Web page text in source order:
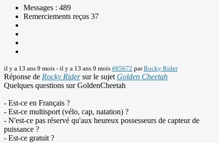
Messages : 489
Remerciements reçus 37
il y a 13 ans 9 mois - il y a 13 ans 9 mois #85672 parRocky Rider
Réponse de Rocky Ridersur le sujet Golden Cheetah
Quelques questions sur GoldenCheetah
- Est-ce en Français ?
- Est-ce multisport (vélo, cap, natation) ?
- N'est-ce pas réservé qu'aux heureux possesseurs de capteur de
puissance ?
- Est-ce gratuit ?